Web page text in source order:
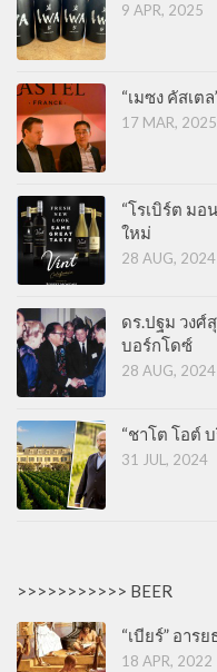
9 APR, 2025
“เมซง คัสเต
17 MAR, 2025
“โรเบิร์ต มอ
ใหม่
28 AUG, 2024
ดร.ปฐม วงศ์
บอร์กโดซ์
28 AUG, 2024
“ชาโต โอต์
31 JUL, 2024
>>>>>>>>>>> BEER
“เบียร์” อาร
18 APR, 2022